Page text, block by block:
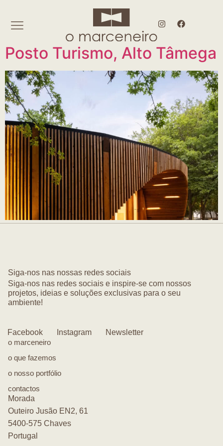
Posto Turismo, Alto Tâmega
Siga-nos nas nossas redes sociais
Siga-nos nas redes sociais e inspire-se com nossos
projetos, ideias e soluções exclusivas para o seu
ambiente!
Facebook Instagram
Newsletter
o marceneiro
o que fazemos
o nosso portfólio
contactos
Morada
Outeiro Jusão EN2, 61
5400-575 Chaves
Portugal